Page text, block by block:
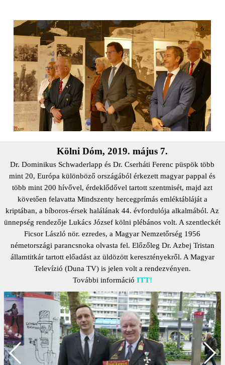
Kölni Dóm, 2019. május 7.
Dr. Dominikus Schwaderlapp és Dr. Cserháti Ferenc püspök több
mint 20, Európa különböző országából érkezett magyar pappal és
több mint 200 hívővel, érdeklődővel tartott szentmisét, majd azt
követően felavatta Mindszenty hercegprímás emléktábláját a
kriptában, a bíboros-érsek halálának 44. évfordulója alkalmából. Az
ünnepség rendezője Lukács József kölni plébános volt. A szentleckét
Ficsor László nör. ezredes, a Magyar Nemzetőrség 1956
németországi parancsnoka olvasta fel. Előzőleg Dr. Azbej Tristan
államtitkár tartott előadást az üldözött keresztényekről. A Magyar
Televízió (Duna TV) is jelen volt a rendezvényen.
További információ ITT!